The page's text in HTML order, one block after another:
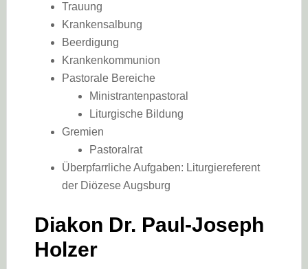
Trauung
Krankensalbung
Beerdigung
Krankenkommunion
Pastorale Bereiche
Ministrantenpastoral
Liturgische Bildung
Gremien
Pastoralrat
Überpfarrliche Aufgaben: Liturgiereferent
der Diözese Augsburg
Diakon Dr. Paul-Joseph
Holzer